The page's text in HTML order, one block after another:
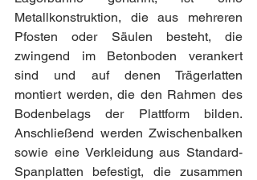
Metallkonstruktion, die aus mehreren
Pfosten oder Säulen besteht, die
zwingend im Betonboden verankert
sind und auf denen Trägerlatten
montiert werden, die den Rahmen des
Bodenbelags der Plattform bilden.
Anschließend werden Zwischenbalken
sowie eine Verkleidung aus Standard-
Spanplatten befestigt, die zusammen